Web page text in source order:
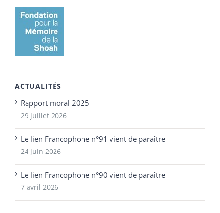
ACTUALITÉS
Rapport moral 2025
29 juillet 2026
Le lien Francophone n°91 vient de paraître
24 juin 2026
Le lien Francophone n°90 vient de paraître
7 avril 2026